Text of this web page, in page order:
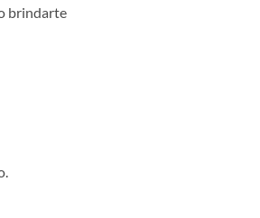
brindarte